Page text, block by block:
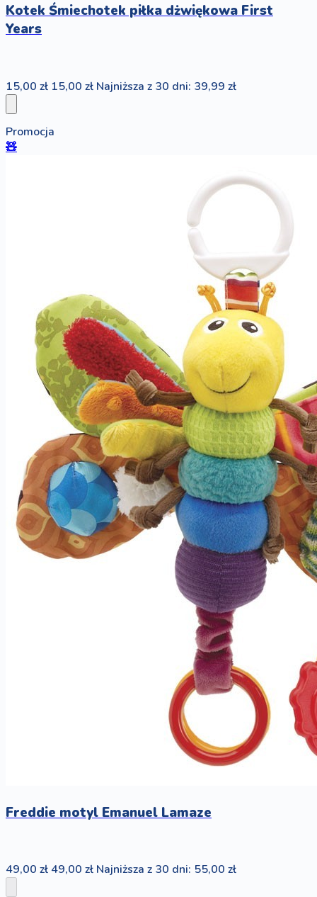
Kotek Śmiechotek piłka dżwiękowa First
Years
15,00 zł 15,00 zł Najniższa z 30 dni: 39,99 zł
Promocja
🧸
Freddie motyl Emanuel Lamaze
49,00 zł 49,00 zł Najniższa z 30 dni: 55,00 zł